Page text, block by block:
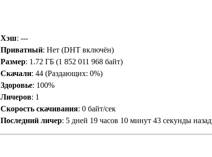
Хэш: ---
Приватный: Нет (DHT включён)
Размер: 1.72 ГБ (1 852 011 968 байт)
Скачали: 44 (Раздающих: 0%)
Здоровье: 100%
Личеров: 1
Скорость скачивания: 0 байт/сек
Последний личер: 5 дней 19 часов 10 минут 43 секунды назад